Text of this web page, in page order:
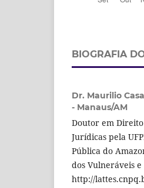
BIOGRAFIA
Dr. Maurilio
- Manaus/AM
Doutor em
Jurídicas pela
Pública do
dos Vulneráveis e
http://